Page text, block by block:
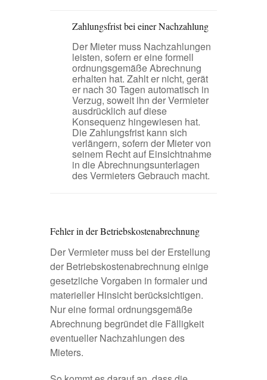
Zahlungsfrist bei einer Nachzahlung
Der Mieter muss Nachzahlungen
leisten, sofern er eine formell
ordnungsgemäße Abrechnung
erhalten hat. Zahlt er nicht, gerät
er nach 30 Tagen automatisch in
Verzug, soweit ihn der Vermieter
ausdrücklich auf diese
Konsequenz hingewiesen hat.
Die Zahlungsfrist kann sich
verlängern, sofern der Mieter von
seinem Recht auf Einsichtnahme
in die Abrechnungsunterlagen
des Vermieters Gebrauch macht.
Fehler in der Betriebskostenabrechnung
Der Vermieter muss bei der Erstellung
der Betriebskostenabrechnung einige
gesetzliche Vorgaben in formaler und
materieller Hinsicht berücksichtigen.
Nur eine formal ordnungsgemäße
Abrechnung begründet die Fälligkeit
eventueller Nachzahlungen des
Mieters.